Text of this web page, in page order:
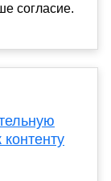
согласие.